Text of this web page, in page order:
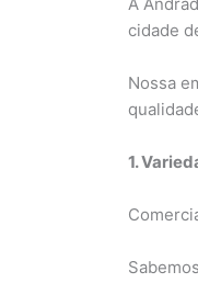
A
cidade
Nossa
1.